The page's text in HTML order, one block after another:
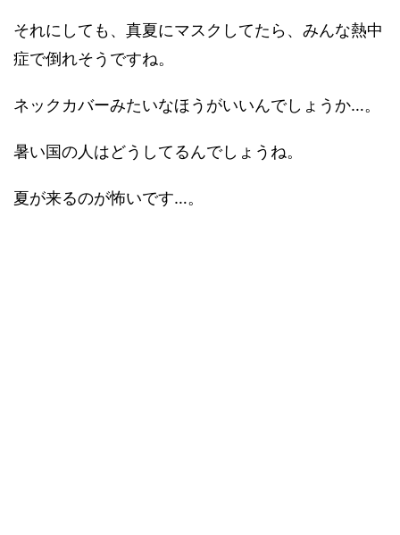
それにしても、真夏にマスクしてたら、みんな熱中
症で倒れそうですね。
ネックカバーみたいなほうがいいんでしょうか…。
暑い国の人はどうしてるんでしょうね。
夏が来るのが怖いです…。